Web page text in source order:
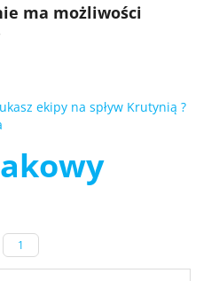
ma możliwości
ekipy na spływ Krutynią ?
1